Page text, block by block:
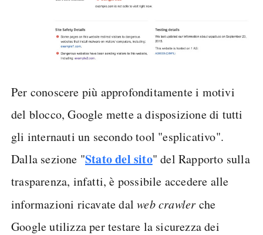
Per conoscere più approfonditamente i motivi
del blocco, Google mette a disposizione di tutti
gli internauti un secondo tool "esplicativo".
Dalla sezione "Stato del sito" del Rapporto sulla
trasparenza, infatti, è possibile accedere alle
informazioni ricavate dalweb crawler che
Google utilizza per testare la sicurezza dei